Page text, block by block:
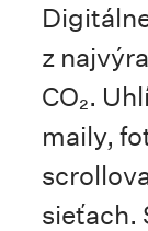
z
CO₂.
maily,
sieťach.